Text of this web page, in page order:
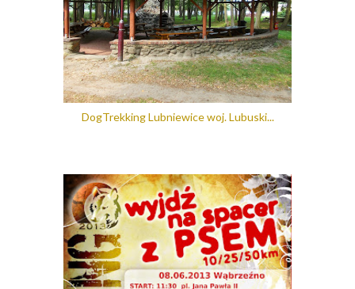
DogTrekking Lubniewice woj. Lubuski...